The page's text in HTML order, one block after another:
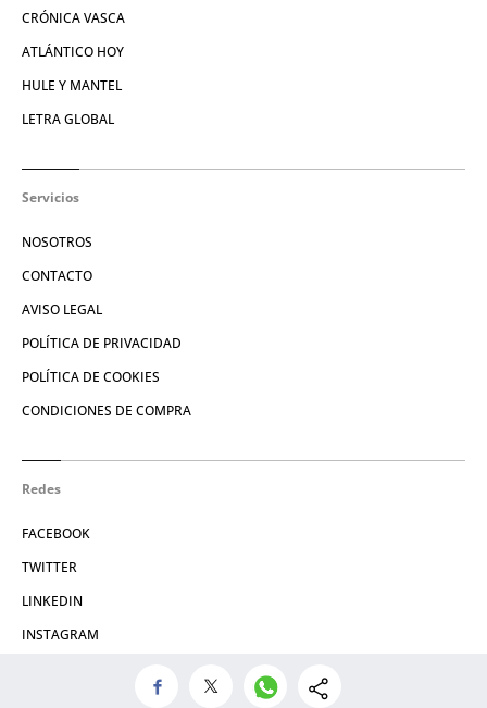
CRÓNICA VASCA
ATLÁNTICO HOY
HULE Y MANTEL
LETRA GLOBAL
Servicios
NOSOTROS
CONTACTO
AVISO LEGAL
POLÍTICA DE PRIVACIDAD
POLÍTICA DE COOKIES
CONDICIONES DE COMPRA
Redes
FACEBOOK
TWITTER
LINKEDIN
INSTAGRAM